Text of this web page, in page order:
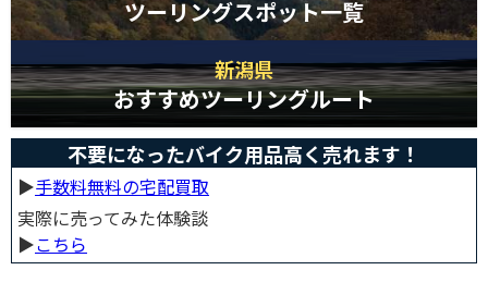
ツーリングスポット一覧
新潟県
おすすめツーリングルート
不要になったバイク用品高く売れます！
▶︎手数料無料の宅配買取
実際に売ってみた体験談
▶︎こちら